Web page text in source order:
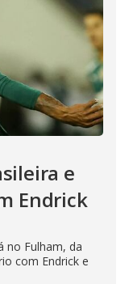
e
Endrick
no Fulham, da
com Endrick e